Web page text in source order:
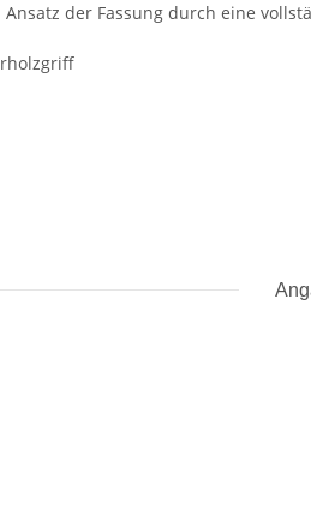
Ansatz der Fassung durch eine